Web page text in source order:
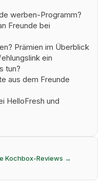
werben-Programm?
Freunde bei
Prämien im Überblick
ein
tun?
aus dem Freunde
HelloFresh und
Kochbox-Reviews →